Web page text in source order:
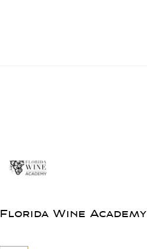
Florida Wine Academy